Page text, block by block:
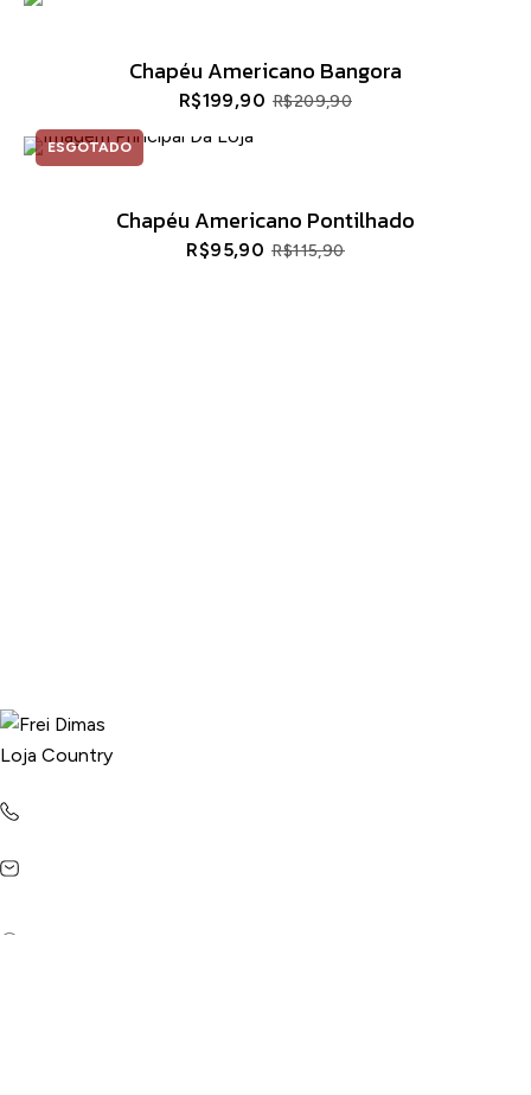
Chapéu Americano Bangora
R$209,90
R$199,90
ESGOTADO
Chapéu Americano Pontilhado
R$115,90
R$95,90